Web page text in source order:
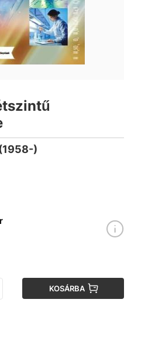
)
KOSÁRBA